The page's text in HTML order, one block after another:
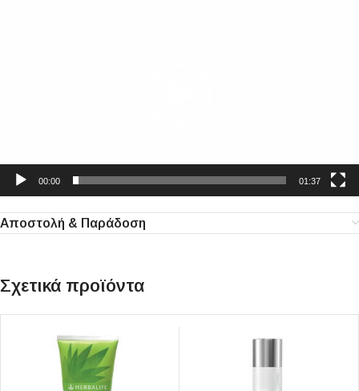
00:00 01:37
Αποστολή & Παράδοση
Σχετικά προϊόντα